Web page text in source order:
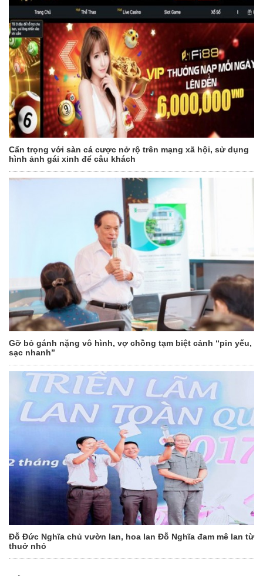
Cẩn trọng với sàn cá cược nở rộ trên mạng xã hội, sử dụng
hình ảnh gái xinh để câu khách
Gỡ bỏ gánh nặng vô hình, vợ chồng tạm biệt cảnh “pin yếu,
sạc nhanh”
Đỗ Đức Nghĩa chủ vườn lan, hoa lan Đỗ Nghĩa đam mê lan từ
thuở nhỏ